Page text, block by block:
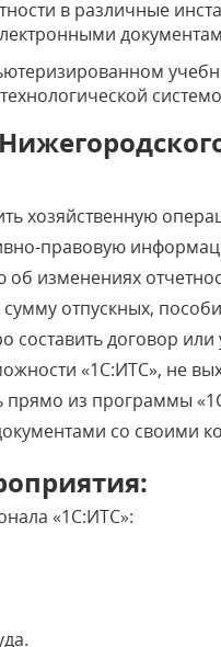
в различные
хозяйственную
правовую
изменениях
сумму отпускных,
составить договор
«1С:ИТС», не
прямо из программы
со своими
«1С:ИТС»: